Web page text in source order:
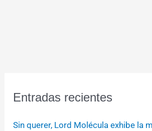
Entradas recientes
Sin querer, Lord Molécula exhibe la